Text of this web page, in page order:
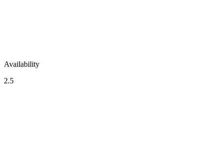
Availability
2.5